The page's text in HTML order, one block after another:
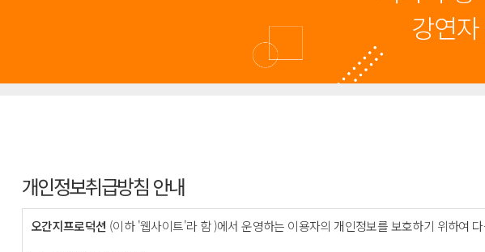
강연
개인정보취급방침 안내
오간지프로덕션 (이하 '웹사이트'라 함 )에서 운영하는 이용자의 개인정보를 보호하기 위하여